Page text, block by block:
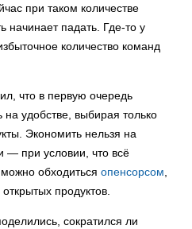
при таком количестве
начинает падать. Где-то у
количество команд
что в первую очередь
на удобстве, выбирая только
Экономить нельзя на
— при условии, что всё
обходиться опенсорсом
продуктов.
сократился ли